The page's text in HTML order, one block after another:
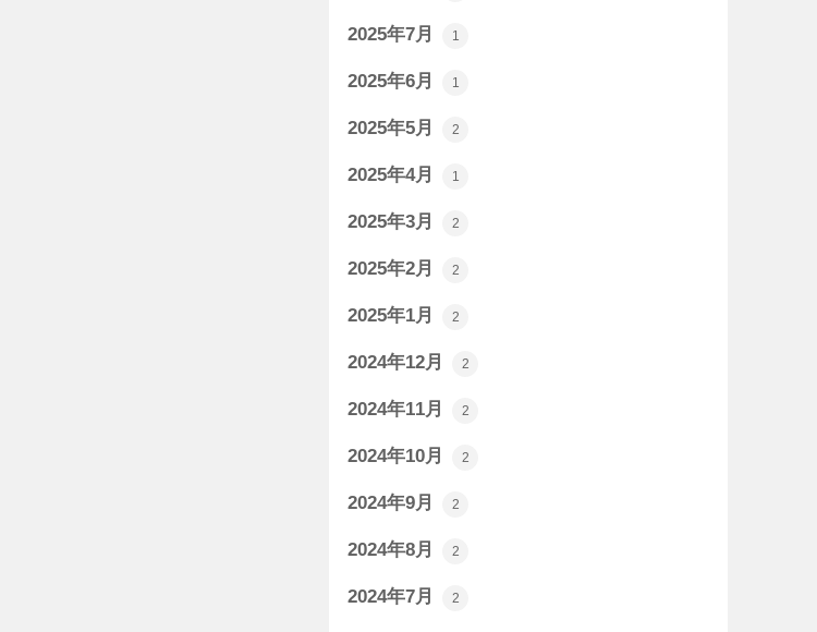
2025年7月 1
2025年6月 1
2025年5月 2
2025年4月 1
2025年3月 2
2025年2月 2
2025年1月 2
2024年12月 2
2024年11月 2
2024年10月 2
2024年9月 2
2024年8月 2
2024年7月 2